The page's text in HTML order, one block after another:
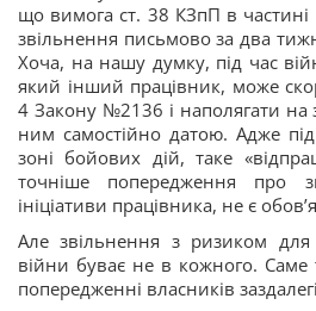
що вимога ст. 38 КЗпП в
звільнення письмово за два
Хоча, на нашу думку, під час
який інший працівник, може
4 Закону №2136 і наполягати на
ним самостійно датою. Адже
зоні бойових дій, таке
точніше попередження про
ініціативи працівника, не є
Але звільнення з ризиком для
війни буває не в кожного. Саме
попередженні власників